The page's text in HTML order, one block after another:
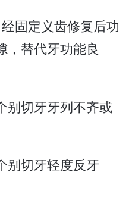
固定义齿修复后功
，替代牙功能良
别切牙牙列不齐或
别切牙轻度反牙